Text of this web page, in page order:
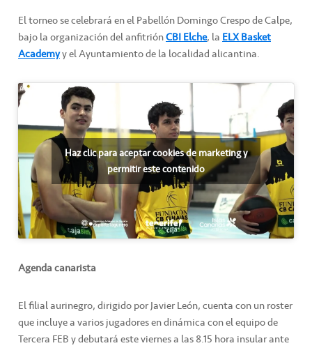
El torneo se celebrará en el Pabellón Domingo Crespo de Calpe,
bajo la organización del anfitriónCBI Elche, laELX Basket
Academyy el Ayuntamiento de la localidad alicantina.
Haz clic para aceptar cookies de marketing y
permitir este contenido
Agenda canarista
El filial aurinegro, dirigido por Javier León, cuenta con un roster
que incluye a varios jugadores en dinámica con el equipo de
Tercera FEB y debutará este viernes a las 8.15 hora insular ante